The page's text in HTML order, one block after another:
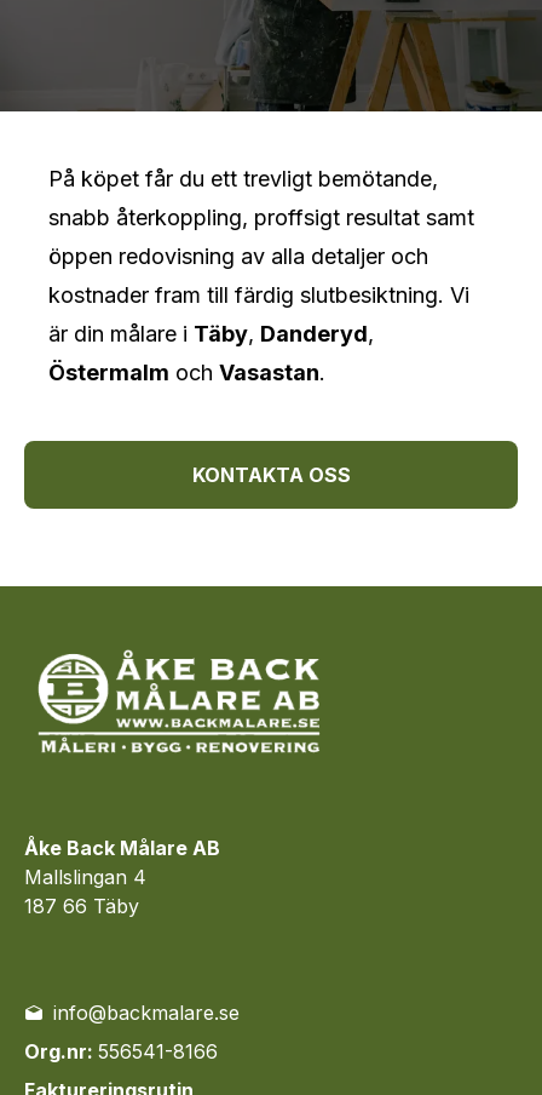
På köpet får du ett trevligt bemötande,
snabb återkoppling, proffsigt resultat samt
öppen redovisning av alla detaljer och
kostnader fram till färdig slutbesiktning. Vi
är din målare i Täby, Danderyd,
Östermalm och Vasastan.
KONTAKTA OSS
Åke Back Målare AB
Mallslingan 4
187 66 Täby
info@backmalare.se
Org.nr: 556541-8166
Faktureringsrutin